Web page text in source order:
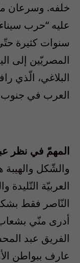
خلفه. وسرعان
عليه “حرب
سنوات كثيرة
المصريّين إلى
البلاغي، الّذي
العرب في
المهمّ في نظر
والشّكل
العربيّة التّليدة
النّاصر فقط
أدرى منّي
الفريق عبد
عارف ببواطن